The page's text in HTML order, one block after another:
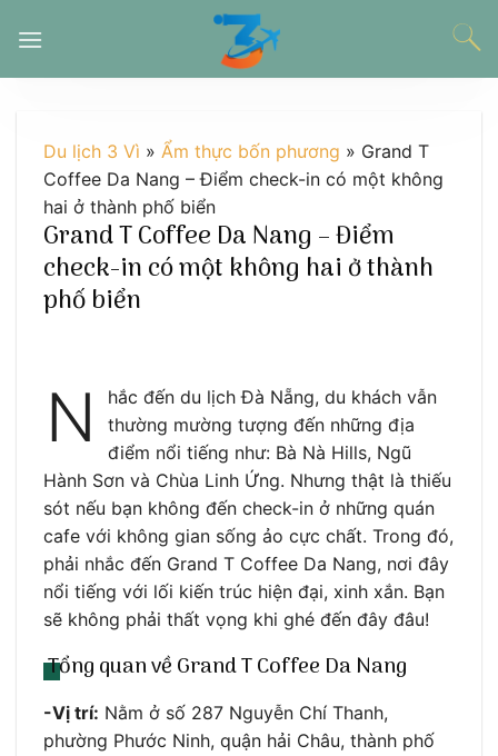
đến
Du lịch 3 Vì » Ẩm thực bốn phương » Grand T
Coffee Da Nang – Điểm check-in có một không
hai ở thành phố biển
Grand T Coffee Da Nang – Điểm
check-in có một không hai ở thành
phố biển
N
hắc đến du lịch Đà Nẵng, du khách vẫn
thường mường tượng đến những địa
điểm nổi tiếng như: Bà Nà Hills, Ngũ
Hành Sơn và Chùa Linh Ứng. Nhưng thật là thiếu
sót nếu bạn không đến check-in ở những quán
cafe với không gian sống ảo cực chất. Trong đó,
phải nhắc đến Grand T Coffee Da Nang, nơi đây
nổi tiếng với lối kiến trúc hiện đại, xinh xắn. Bạn
sẽ không phải thất vọng khi ghé đến đây đâu!
Tổng quan về Grand T Coffee Da Nang
-Vị trí: Nằm ở số 287 Nguyễn Chí Thanh,
phường Phước Ninh, quận hải Châu, thành phố